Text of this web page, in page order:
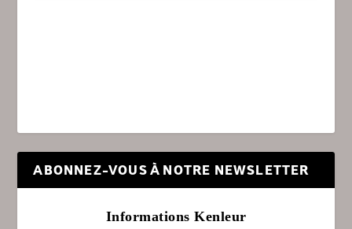
ABONNEZ-VOUS À NOTRE NEWSLETTER
Informations Kenleur